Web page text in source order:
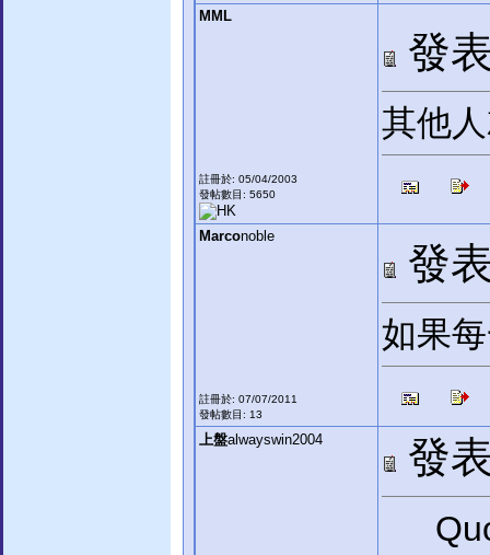
MML
註冊於: 05/04/2003
發帖數目: 5650
發
其他
Marconoble
註冊於: 07/07/2011
發帖數目: 13
發
如果
上盤alwayswin2004 發